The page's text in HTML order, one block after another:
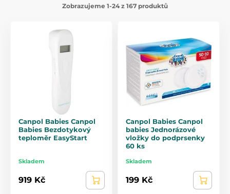
Zobrazujeme 1-24 z 167 produktů
Canpol Babies Canpol
Babies Bezdotykový
teploměr EasyStart
Skladem
919 Kč
Canpol Babies Canpol
babies Jednorázové
vložky do podprsenky
60 ks
Skladem
199 Kč